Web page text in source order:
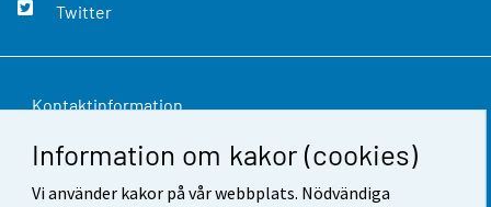
Information om kakor (cookies)
Vi använder kakor på vår webbplats. Nödvändiga
Twitter
Kontaktinformation
Respons
Användarvillkor